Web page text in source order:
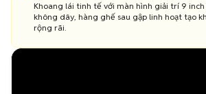
Khoang lái tinh tế với màn hình giải trí 9
không dây, hàng ghế sau gập linh hoạt tạo
rộng rãi.